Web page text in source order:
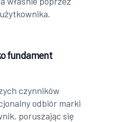
fundament
czynników
odbiór marki
poruszając się